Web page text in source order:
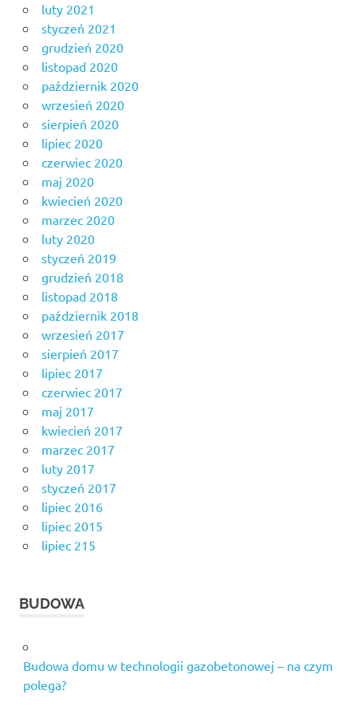
luty 2021
styczeń 2021
grudzień 2020
listopad 2020
październik 2020
wrzesień 2020
sierpień 2020
lipiec 2020
czerwiec 2020
maj 2020
kwiecień 2020
marzec 2020
luty 2020
styczeń 2019
grudzień 2018
listopad 2018
październik 2018
wrzesień 2017
sierpień 2017
lipiec 2017
czerwiec 2017
maj 2017
kwiecień 2017
marzec 2017
luty 2017
styczeń 2017
lipiec 2016
lipiec 2015
lipiec 215
BUDOWA
Budowa domu w technologii gazobetonowej – na czym
polega?